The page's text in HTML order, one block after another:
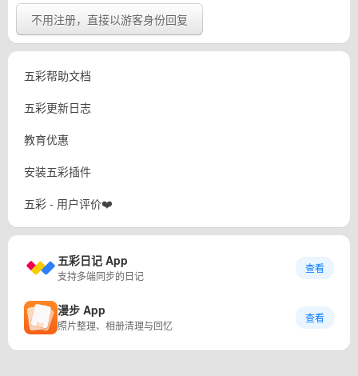
不用注册，直接以游客身份回复
五彩帮助文档
五彩更新日志
教育优惠
安装五彩插件
五彩 - 用户评价❤️
五彩日记 App
支持多端同步的日记
查看
漫步 App
照片整理、相册清理与回忆
查看